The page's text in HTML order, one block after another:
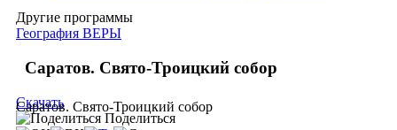
Другие программы
География ВЕРЫ
Саратов. Свято-Троицкий собор
Саратов. Свято-Троицкий собор
Скачать
Поделиться